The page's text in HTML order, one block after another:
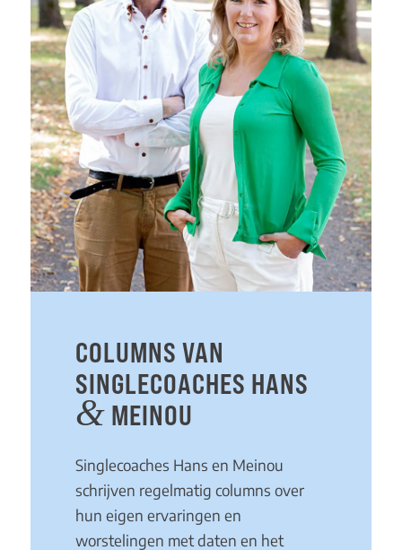
COLUMNS VAN
SINGLECOACHES HANS
& MEINOU
Singlecoaches Hans en Meinou
schrijven regelmatig columns over
hun eigen ervaringen en
worstelingen met daten en het